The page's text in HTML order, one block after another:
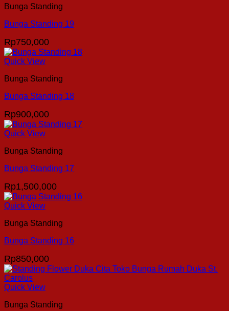
Bunga Standing
Bunga Standing 19
Rp750,000
Quick View
Bunga Standing
Bunga Standing 18
Rp900,000
Quick View
Bunga Standing
Bunga Standing 17
Rp1,500,000
Quick View
Bunga Standing
Bunga Standing 16
Rp850,000
Quick View
Bunga Standing